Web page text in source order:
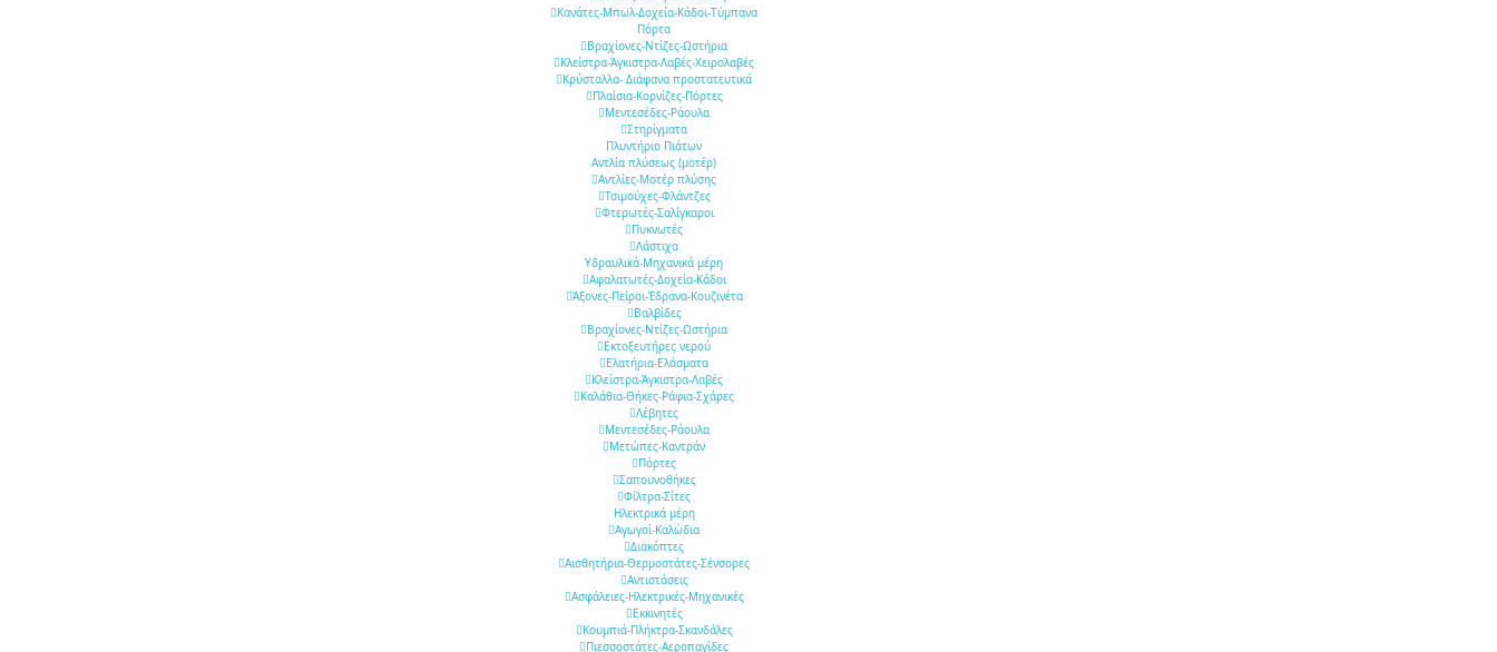
Κανάτες-Μπωλ-Δοχεία-Κάδοι-Τύμπανα
Πόρτα
Βραχίονες-Ντίζες-Ωστήρια
Κλείστρα-Άγκιστρα-Λαβές-Χειρολαβές
Κρύσταλλα- Διάφανα προστατευτικά
Πλαίσια-Κορνίζες-Πόρτες
Μεντεσέδες-Ράουλα
Στηρίγματα
Πλυντήριο Πιάτων
Αντλία πλύσεως (μοτέρ)
Αντλίες-Μοτέρ πλύσης
Τσιμούχες-Φλάντζες
Φτερωτές-Σαλίγκαροι
Πυκνωτές
Λάστιχα
Υδραυλικά-Mηχανικά μέρη
Αφαλατωτές-Δοχεία-Κάδοι
Άξονες-Πείροι-Έδρανα-Κουζινέτα
Βαλβίδες
Βραχίονες-Ντίζες-Ωστήρια
Εκτοξευτήρες νερού
Ελατήρια-Ελάσματα
Κλείστρα-Άγκιστρα-Λαβές
Καλάθια-Θήκες-Ράφια-Σχάρες
Λέβητες
Μεντεσέδες-Ράουλα
Μετώπες-Καντράν
Πόρτες
Σαπουνοθήκες
Φίλτρα-Σίτες
Ηλεκτρικά μέρη
Αγωγοί-Καλώδια
Διακόπτες
Αισθητήρια-Θερμοστάτες-Σένσορες
Αντιστάσεις
Ασφάλειες-Ηλεκτρικές-Μηχανικές
Εκκινητές
Κουμπιά-Πλήκτρα-Σκανδάλες
Πιεσσοστάτες-Αεροπαγίδες